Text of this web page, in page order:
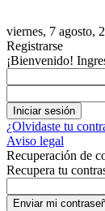
viernes, 7 agosto,
Registrarse
¡Bienvenido!
¿Olvidaste tu
Aviso legal
Recuperación de
Recupera tu